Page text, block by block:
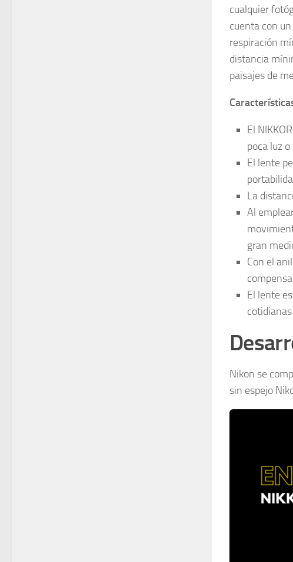
cualquier
cuenta con
respiración
distancia
paisajes de
El
poca luz
El lente
La
Al
gran
Con el
El lente
Nikon se
sin espejo